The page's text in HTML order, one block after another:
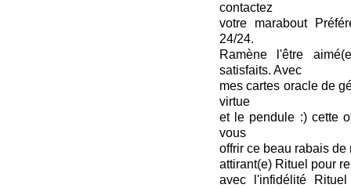
contactez
votre marabout
24/24.
Ramène l'être
satisfaits. Avec
mes cartes oracle de
virtue
et le pendule :) cette
vous
offrir ce beau rabais
attirant(e) Rituel pour
avec l'infidélité